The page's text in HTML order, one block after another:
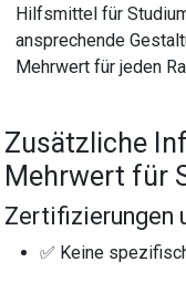
Hilfsmittel für
ansprechende
Mehrwert für jeden
Zusätzliche
Mehrwert für
Zertifizierungen
✅ Keine